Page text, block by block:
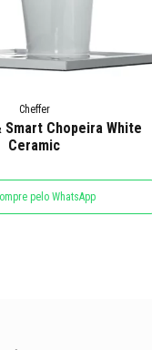
Cheffer
Smart Chopeira White
Ceramic
pelo WhatsApp